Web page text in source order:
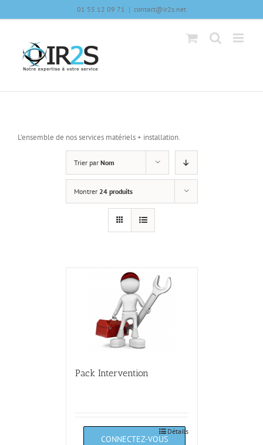
01 55 12 09 71 | contact@ir2s.net
L’ensemble de nos services matériels + installation.
Trier par Nom
Montrer 24 produits
Pack Intervention
Détails